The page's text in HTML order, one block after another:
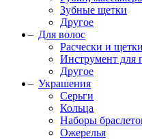
Зубные щетки
Другое
Для волос
Расчески и щетки
Инструмент для
Другое
Украшения
Серьги
Кольца
Наборы
Ожерелья